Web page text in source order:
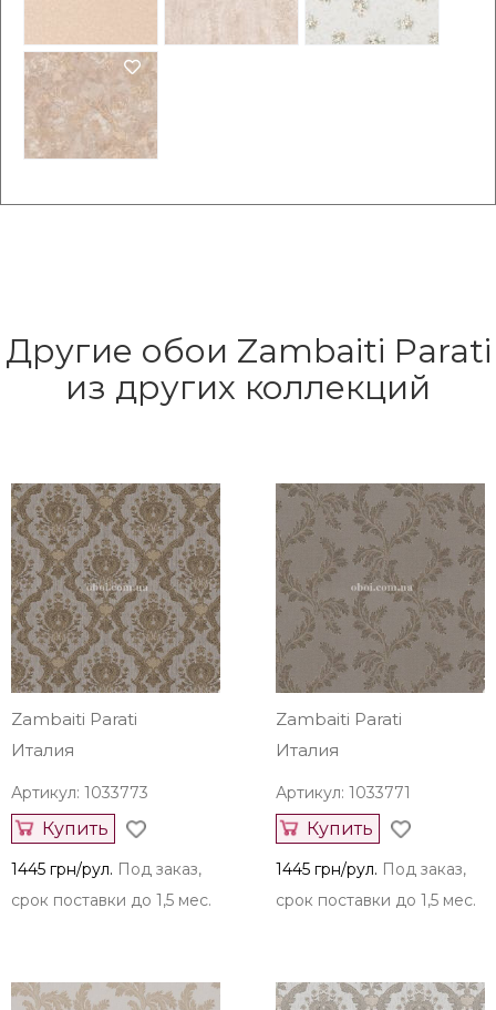
Другие обои Zambaiti Parati
из других коллекций
Zambaiti Parati
Италия
Артикул: 1033773
Купить
1445 грн/рул. Под заказ,
срок поставки до 1,5 мес.
Zambaiti Parati
Италия
Артикул: 1033771
Купить
1445 грн/рул. Под заказ,
срок поставки до 1,5 мес.